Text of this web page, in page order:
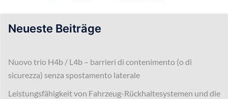
Neueste Beiträge
Nuovo trio H4b / L4b – barrieri di contenimento (o di
sicurezza) senza spostamento laterale
Leistungsfähigkeit von Fahrzeug-Rückhaltesystemen und die